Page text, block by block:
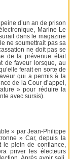
d’un an de prison
Marine Le
dans le magazine
ne soumettrait pas sa
ne doit pas se
de la prévenue était
de faveur lorsque, au
ferait en sorte de
qui a permis à la
de la Cour d’appel,
» pour réduire la
avec sursis).
» par Jean-Philippe
» Car, depuis la
le plein de confiance,
priver les électeurs